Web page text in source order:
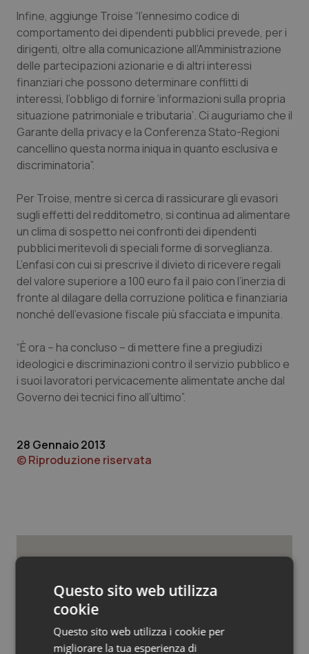
Molise
Piemonte
Provincia Autonoma di Bolzano
Provincia Autonoma di Trento
Puglia
Sardegna
Sicilia
Toscana
Umbria
Valle D’Aosta
Veneto
Epatiti
HIV
Infezioni & Febbre
Ipertensione & Scompenso
Malattie rare
Malattia di Crohn & Rettocolite Ulcerosa
Neuroscienze & patologie neurodegenerative
Obesità
Oftalmologia
Oncodermatologia
Oncoematologia
Psoriasi & pelle
Quotidiano Oncologia
Quotidiano Pediatria
Rene & patologie urogenitali
Infine, aggiunge Troise “l’ennesimo codice di
comportamento dei dipendenti pubblici prevede, per i
dirigenti, oltre alla comunicazione all’Amministrazione
delle partecipazioni azionarie e di altri interessi
finanziari che possono determinare conflitti di
interessi, l’obbligo di fornire ‘informazioni sulla propria
situazione patrimoniale e tributaria’. Ci auguriamo che il
Garante della privacy e la Conferenza Stato-Regioni
cancellino questa norma iniqua in quanto esclusiva e
discriminatoria”.
Per Troise, mentre si cerca di rassicurare gli evasori
sugli effetti del redditometro, si continua ad alimentare
un clima di sospetto nei confronti dei dipendenti
pubblici meritevoli di speciali forme di sorveglianza.
L’enfasi con cui si prescrive il divieto di ricevere regali
del valore superiore a 100 euro fa il paio con l’inerzia di
fronte al dilagare della corruzione politica e finanziaria
nonché dell’evasione fiscale più sfacciata e impunita.
“È ora – ha concluso – di mettere fine a pregiudizi
ideologici e discriminazioni contro il servizio pubblico e
i suoi lavoratori pervicacemente alimentate anche dal
Governo dei tecnici fino all’ultimo”.
28 Gennaio 2013
© Riproduzione riservata
Lavoro e Professioni
Decreto PA. Aiop e Aris:
Questo sito web utilizza
cookie
Questo sito web utilizza i cookie per
migliorare la tua esperienza di